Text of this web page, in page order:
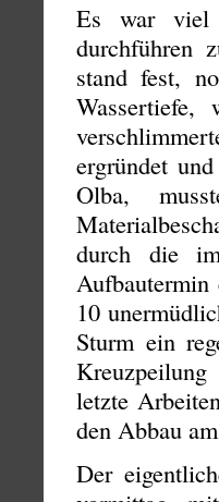
Es war
durchführen
stand fest,
ergründet
Olba,
durch die
Aufbautermin
10
Sturm ein
letzte
den Abbau
Der